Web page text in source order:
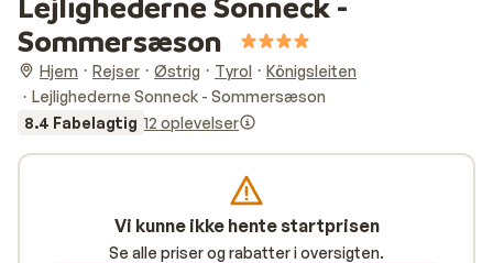
Sommersæson
Hjem Rejser Østrig Tyrol
Königsleiten
Lejlighederne Sonneck - Sommersæson
8.4 Fabelagtig 12 oplevelser
Vi kunne ikke hente startprisen
Se alle priser og rabatter i oversigten.